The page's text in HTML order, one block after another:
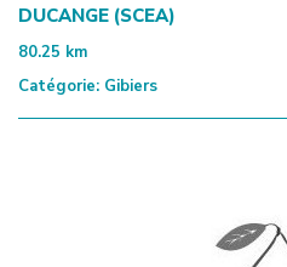
DUCANGE (SCEA)
80.25 km
Catégorie: Gibiers